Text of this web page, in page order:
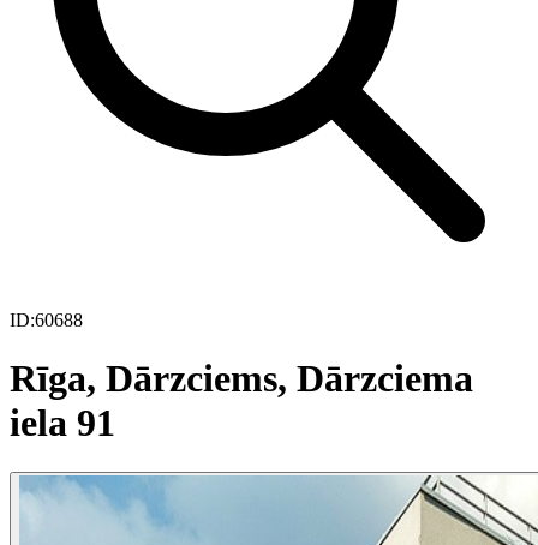
ID:60688
Rīga, Dārzciems, Dārzciema
iela 91